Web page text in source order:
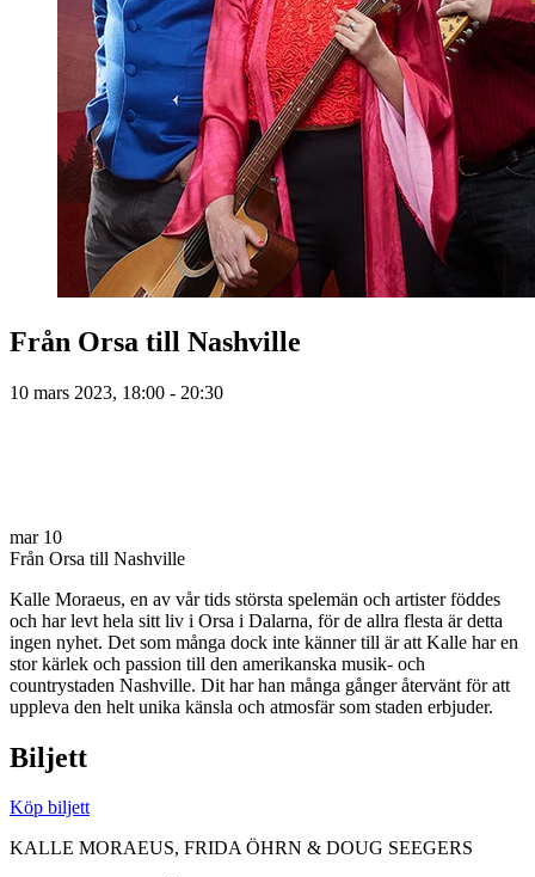
Från Orsa till Nashville
10 mars 2023, 18:00 - 20:30
mar 10
Från Orsa till Nashville
Kalle Moraeus, en av vår tids största spelemän och artister föddes
och har levt hela sitt liv i Orsa i Dalarna, för de allra flesta är detta
ingen nyhet. Det som många dock inte känner till är att Kalle har en
stor kärlek och passion till den amerikanska musik- och
countrystaden Nashville. Dit har han många gånger återvänt för att
uppleva den helt unika känsla och atmosfär som staden erbjuder.
Biljett
Köp biljett
KALLE MORAEUS, FRIDA ÖHRN & DOUG SEEGERS